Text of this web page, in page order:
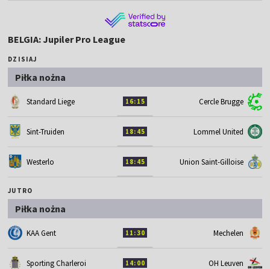
BELGIA: Jupiler Pro League
DZISIAJ
Piłka nożna
Standard Liege 16:15 Cercle Brugge
Sint-Truiden 18:45 Lommel United
Westerlo 18:45 Union Saint-Gilloise
JUTRO
Piłka nożna
KAA Gent 11:30 Mechelen
Sporting Charleroi 14:00 OH Leuven